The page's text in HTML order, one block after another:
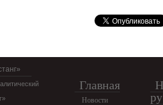
Главная
Новости